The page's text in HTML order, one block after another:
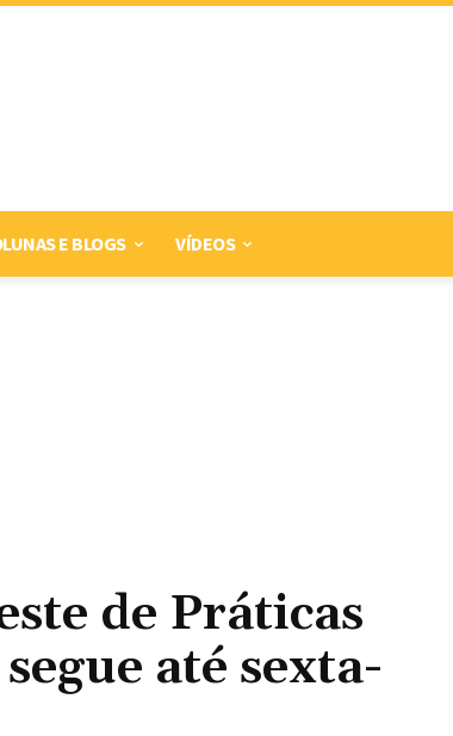
E BLOGS VÍDEOS
de Práticas
até sexta-